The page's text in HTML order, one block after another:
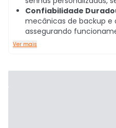
Confiabilidade
mecânicas de backup e
assegurando
Ver mais